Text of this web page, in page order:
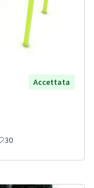
Accettata
30